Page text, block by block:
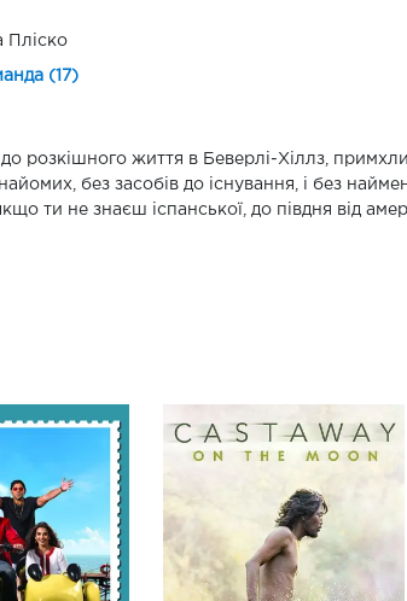
Пліско
(17)
розкішного життя в Беверлі-Хіллз,
без засобів до існування, і без
ти не знаєш іспанської, до півдня від